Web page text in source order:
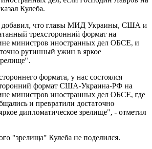
Кулеба.
добавил, что главы МИД Украины, США и
трехсторонний формат на
министров иностранных дел ОБСЕ, и
рутинный ужин в яркое
формата, у нас состоялся
формат США-Украина-РФ на
министров иностранных дел ОБСЕ, где
и превратили достаточно
дипломатическое зрелище", - отметил
"зрелища" Кулеба не поделился.